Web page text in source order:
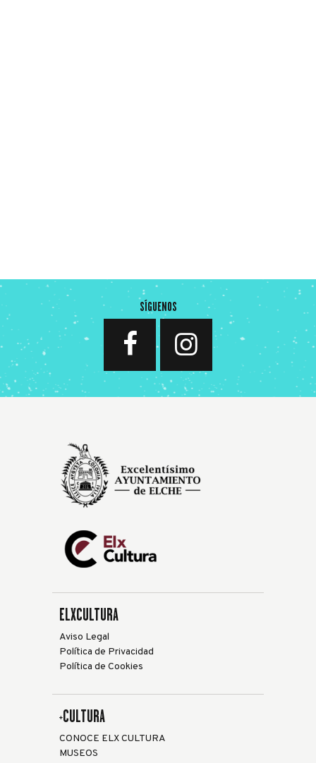
SÍGUENOS
ELXCULTURA
Aviso Legal
Política de Privacidad
Política de Cookies
+CULTURA
CONOCE ELX CULTURA
MUSEOS